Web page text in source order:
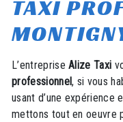
TAXI
L’entrepriseAlize Taxi
professionnel, si vous
usant d’une expérience
mettons tout en oeuvre